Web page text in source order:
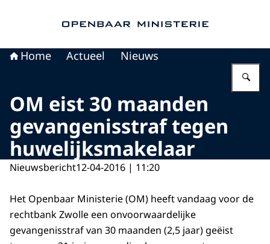
Home Actueel Nieuws
OM eist 30 maanden
gevangenisstraf tegen
huwelijksmakelaar
Nieuwsbericht12-04-2016 | 11:20
Het Openbaar Ministerie (OM) heeft vandaag voor de
rechtbank Zwolle een onvoorwaardelijke
gevangenisstraf van 30 maanden (2,5 jaar) geëist